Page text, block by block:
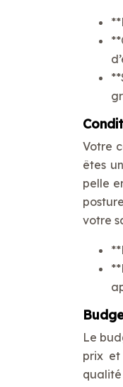
Votre
êtes
pelle
votre
Le
prix et